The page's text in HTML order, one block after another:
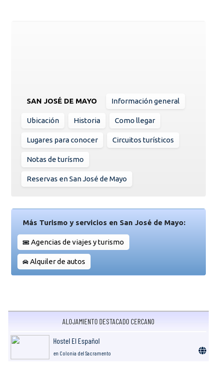
SAN JOSÉ DE MAYO Información general
Ubicación Historia Como llegar
Lugares para conocer Circuitos turísticos
Notas de turísmo
Reservas en San José de Mayo
Más Turismo y servicios en San José de Mayo:
Agencias de viajes y turismo
Alquiler de autos
ALOJAMIENTO DESTACADO CERCANO
Hostel El Español
en Colonia del Sacramento